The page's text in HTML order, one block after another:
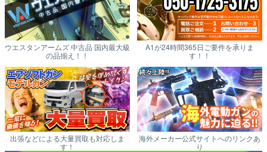
ウエスタンアームズ 中古品 国内最大級
の品揃え！！
A1が24時間365日ご要件を承りま
す！！
出張などによる大量買取も対応しま
す！
海外メーカー公式サイトへのリンクあ
り